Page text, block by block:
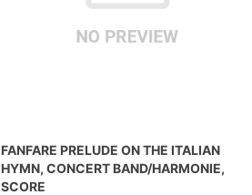
FANFARE PRELUDE ON THE ITALIAN
HYMN, CONCERT BAND/HARMONIE,
SCORE